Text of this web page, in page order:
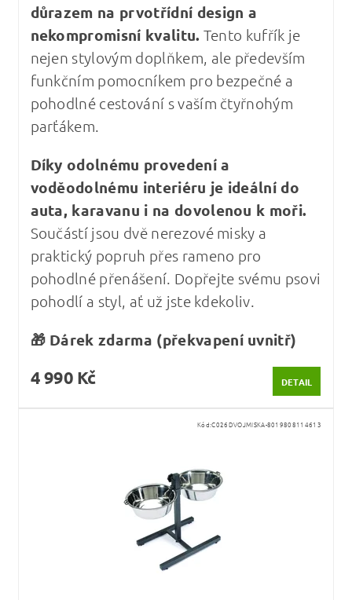
důrazem na prvotřídní design a
nekompromisní kvalitu. Tento kufřík je
nejen stylovým doplňkem, ale především
funkčním pomocníkem pro bezpečné a
pohodlné cestování s vaším čtyřnohým
parťákem.
Díky odolnému provedení a
voděodolnému interiéru je ideální do
auta, karavanu i na dovolenou k moři.
Součástí jsou dvě nerezové misky a
praktický popruh přes rameno pro
pohodlné přenášení. Dopřejte svému psovi
pohodlí a styl, ať už jste kdekoliv.
🎁 Dárek zdarma (překvapení uvnitř)
4 990 Kč DETAIL
Kód:C026DVOJMISKA-8019808114613